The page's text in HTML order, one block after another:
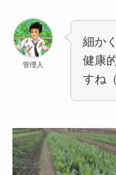
管理人
細か
健康
すね